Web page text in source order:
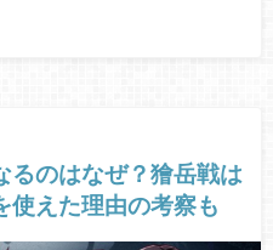
るのはなぜ？獪岳戦は
使えた理由の考察も